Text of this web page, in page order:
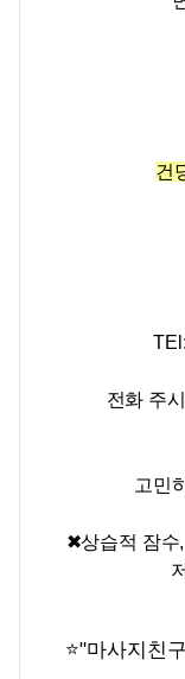
건
전화 주
고민
✖상습적 잠수
⭐"마사지친